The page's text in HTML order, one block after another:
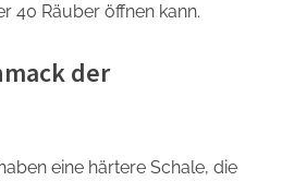
40 Räuber öffnen kann.
der
eine härtere Schale, die